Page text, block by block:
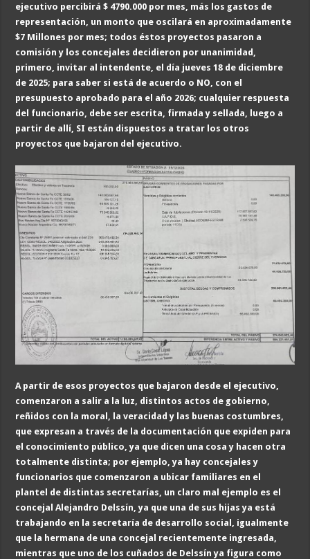
ejecutivo percibirá $ 4790.000 por mes, más los gastos de
representación, un monto que oscilará en aproximadamente
$7 Millones por mes; todos éstos proyectos pasaron a
comisión y los concejales decidieron por unanimidad,
primero, invitar al intendente, el día jueves 18 de diciembre
de 2025; para saber si está de acuerdo o NO, con el
presupuesto aprobado para el año 2026; cualquier respuesta
del funcionario, debe ser escrita, firmada y sellada, luego a
partir de allí, SI están dispuestos a tratar los otros
proyectos que bajaron del ejecutivo.
A partir de esos proyectos que bajaron desde el ejecutivo,
comenzaron a salir a la luz, distintos actos de gobierno,
reñidos con la moral, la veracidad y las buenas costumbres,
que expresan a través de la documentación que expiden para
el conocimiento público, ya que dicen una cosa y hacen otra
totalmente distinta; por ejemplo, ya hay concejales y
funcionarios que comenzaron a ubicar familiares en el
plantel de distintas secretarías, un claro mal ejemplo es el
concejal Alejandro Delssín, ya que una de sus hijas ya está
trabajando en la secretaría de desarrollo social, igualmente
que la hermana de una concejal recientemente ingresada,
mientras que uno de los cuñados de Delssín ya figura como